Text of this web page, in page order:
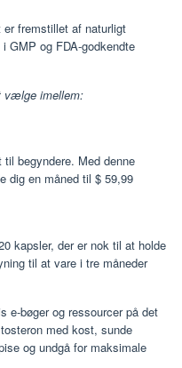
er fremstillet af naturligt
GMP og FDA-godkendte
vælge imellem:
begyndere. Med denne
dig en måned til $ 59,99
kapsler, der er nok til at holde
til at vare i tre måneder
e-bøger og ressourcer på det
med kost, sunde
og undgå for maksimale